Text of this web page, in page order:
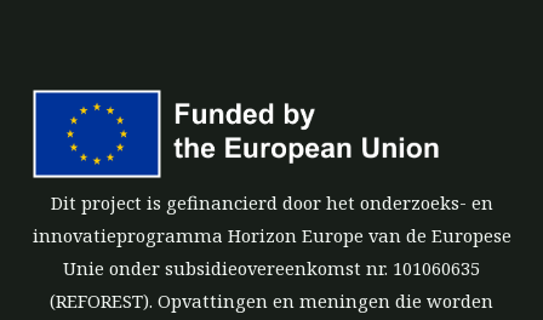
Dit project is gefinancierd door het onderzoeks- en
innovatieprogramma Horizon Europe van de Europese
Unie onder subsidieovereenkomst nr. 101060635
(REFOREST). Opvattingen en meningen die worden